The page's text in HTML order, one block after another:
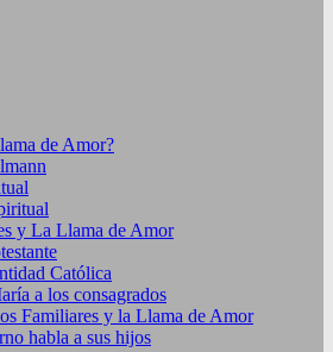
de Amor?
y La Llama de Amor
Católica
a los consagrados
Familiares y la Llama de Amor
habla a sus hijos